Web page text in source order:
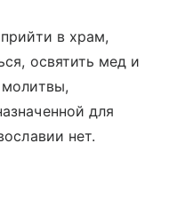
в храм,
освятить мед и
для
нет.